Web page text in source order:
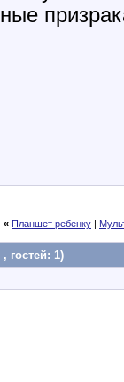
« Планшет ребенку |
гостей: 1)